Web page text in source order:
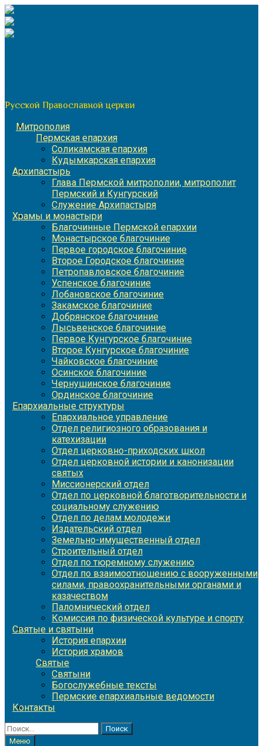
Перейти
к
содержимому
Русской Православной церкви
Митрополия
Пермская епархия
Соликамская епархия
Кудымкарская епархия
Архипастырь
Глава Пермской митрополии, митрополит
Пермский и Кунгурский
Служение Архипастыря
Храмы и монастыри
Благочинные Пермской епархии
Монастырское благочиние
Первое городское благочиние
Второе Городское благочиние
Петропавловское благочиние
Успенское благочиние
Лобановское благочиние
Закамское благочиние
Добрянское благочиние
Лысьвенское благочиние
Первое Кунгурское благочиние
Второе Кунгурское благочиние
Чайковское благочиние
Осинское благочиние
Чернушинское благочиние
Ординское благочиние
Епархиальные структуры
Епархиальное управление
Отдел религиозного образования и
катехизации
Отдел церковно-приходских школ
Отдел церковной истории и канонизации
святых
Миссионерский отдел
Отдел по церковной благотворительности и
социальному служению
Отдел по делам молодежи
Издательский отдел
Земельно-имущественный отдел
Строительный отдел
Отдел по тюремному служению
Отдел по взаимоотношению с вооруженными
силами, правоохранительными органами и
казачеством
Паломнический отдел
Комиссия по физической культуре и спорту
Святые и святыни
История епархии
История храмов
Святые
Святыни
Богослужебные тексты
Пермские епархиальные ведомости
Контакты
Найти:
Меню